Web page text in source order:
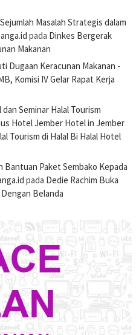
Masalah Strategis dalam
pada Dinkes Bergerak
Makanan
Dugaan Keracunan Makanan -
Komisi IV Gelar Rapat Kerja
Seminar Halal Tourism
Hotel Jember Hotel in Jember
Tourism di Halal Bi Halal Hotel
Bantuan Paket Sembako Kepada
pada Dedie Rachim Buka
Belanda